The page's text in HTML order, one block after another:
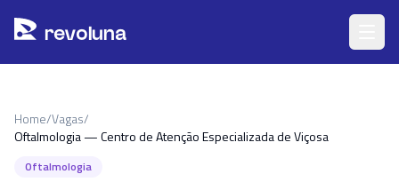
revoluna
Home/Vagas/
Oftalmologia — Centro de Atenção Especializada de Viçosa
Oftalmologia